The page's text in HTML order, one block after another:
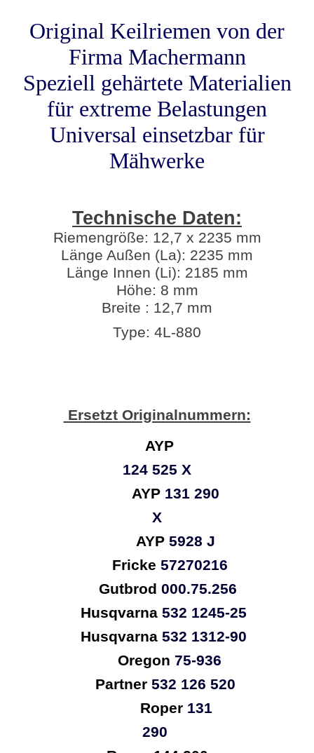
Original Keilriemen von der
Firma Machermann
Speziell gehärtete Materialien
für extreme Belastungen
Universal einsetzbar für
Mähwerke
Technische Daten:
Riemengröße: 12,7 x 2235 mm
Länge Außen (La): 2235 mm
Länge Innen (Li): 2185 mm
Höhe: 8 mm
Breite : 12,7 mm
Type: 4L-880
Ersetzt Originalnummern:
AYP
124 525 X
AYP 131 290
X
AYP 5928 J
Fricke 57270216
Gutbrod 000.75.256
Husqvarna 532 1245-25
Husqvarna 532 1312-90
Oregon 75-936
Partner 532 126 520
Roper 131
290